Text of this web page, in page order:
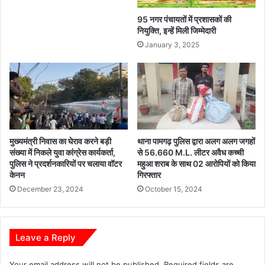
,
ह
नु
मा
न
चा
ली
सा
पा
ठ
ए
रा
ष्ट्र
द
न
से
ब
ढ़ी
आ
य
95 नगर पंचायतों में प्रशासकों की
नियुक्ति, इन्हें मिली जिम्मेदारी
January 3, 2025
मुख्यमंत्री निवास का घेराव करने बड़ी
संख्या में निकले युवा कांग्रेस कार्यकर्ता,
पुलिस ने प्रदर्शनकारियों पर चलाया वॉटर
केनन
December 23, 2024
थाना पामगढ़ पुलिस द्वारा अलग अलग जगहों
से 56.660 M.L. लीटर अवैध कच्ची
महुआ शराब के साथ 02 आरोपियों को किया
गिरफ्तार
October 15, 2024
Leave a Reply